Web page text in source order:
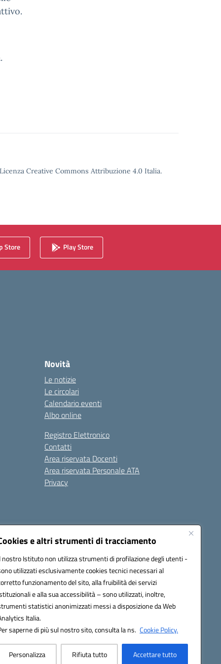
e altri strumenti di tracciamento
nostro Istituto non utilizza strumenti di profilazione degli utenti -
utilizzati esclusivamente cookies tecnici necessari al
funzionamento del sito, alla fruibilità dei servizi
e alla sua accessibilità – sono utilizzati, inoltre,
statistici anonimizzati messi a disposizione da Web
Italia.
saperne di più sul nostro sito, consulta la ns. Cookie Policy.
Personalizza Rifiuta tutto Accettare tutto
Creative Commons Attribuzione 4.0 Italia.
Store Play Store
Novità
Le notizie
Le circolari
Calendario eventi
Albo online
Registro Elettronico
Contatti
Area riservata Docenti
Area riservata Personale ATA
Privacy